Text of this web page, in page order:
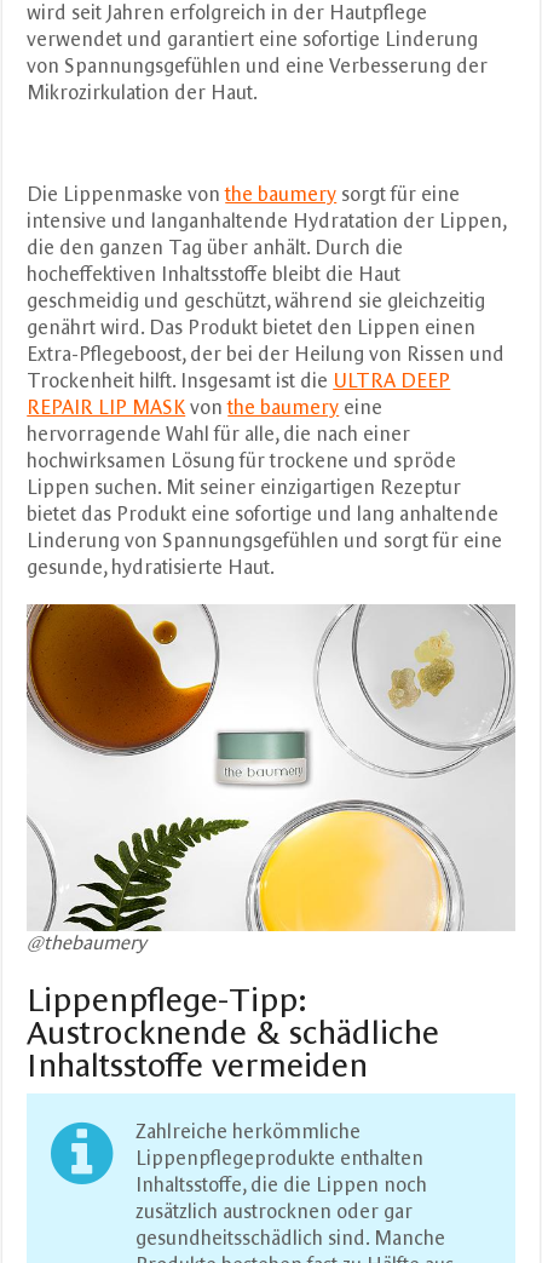
wird seit Jahren erfolgreich in der Hautpflege
verwendet und garantiert eine sofortige Linderung
von Spannungsgefühlen und eine Verbesserung der
Mikrozirkulation der Haut.
Die Lippenmaske vonthe baumery sorgt für eine
intensive und langanhaltende Hydratation der Lippen,
die den ganzen Tag über anhält. Durch die
hocheffektiven Inhaltsstoffe bleibt die Haut
geschmeidig und geschützt, während sie gleichzeitig
genährt wird. Das Produkt bietet den Lippen einen
Extra-Pflegeboost, der bei der Heilung von Rissen und
Trockenheit hilft. Insgesamt ist die ULTRA DEEP
REPAIR LIP MASK vonthe baumery eine
hervorragende Wahl für alle, die nach einer
hochwirksamen Lösung für trockene und spröde
Lippen suchen. Mit seiner einzigartigen Rezeptur
bietet das Produkt eine sofortige und lang anhaltende
Linderung von Spannungsgefühlen und sorgt für eine
gesunde, hydratisierte Haut.
@thebaumery
Lippenpflege-Tipp:
Austrocknende & schädliche
Inhaltsstoffe vermeiden
Zahlreiche herkömmliche
Lippenpflegeprodukte enthalten
Inhaltsstoffe, die die Lippen noch
zusätzlich austrocknen oder gar
gesundheitsschädlich sind. Manche